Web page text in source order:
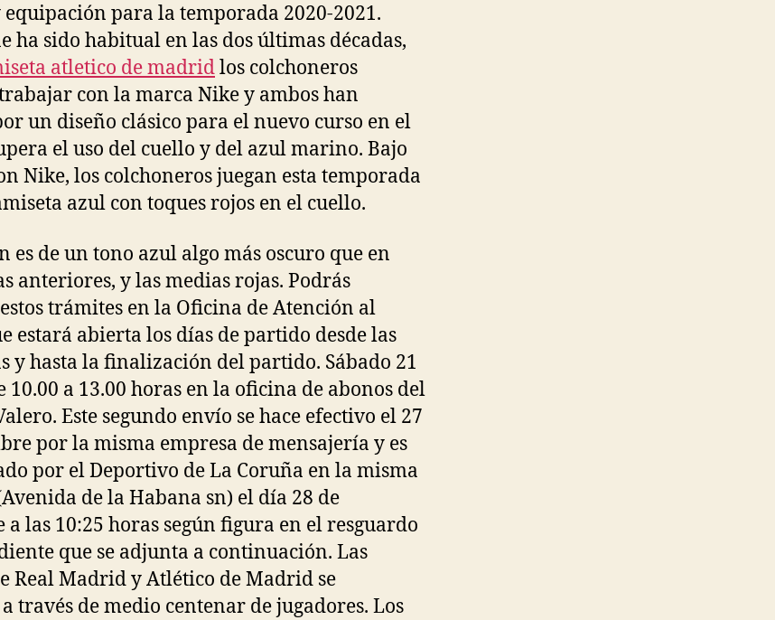
equipación para la temporada 2020-2021.
ha sido habitual en las dos últimas décadas,
atletico de madridlos colchoneros
con la marca Nike y ambos han
un diseño clásico para el nuevo curso en el
el uso del cuello y del azul marino. Bajo
Nike, los colchoneros juegan esta temporada
azul con toques rojos en el cuello.
es de un tono azul algo más oscuro que en
anteriores, y las medias rojas. Podrás
trámites en la Oficina de Atención al
estará abierta los días de partido desde las
y hasta la finalización del partido. Sábado 21
10.00 a 13.00 horas en la oficina de abonos del
Este segundo envío se hace efectivo el 27
por la misma empresa de mensajería y es
por el Deportivo de La Coruña en la misma
de la Habana sn) el día 28 de
las 10:25 horas según figura en el resguardo
que se adjunta a continuación. Las
Real Madrid y Atlético de Madrid se
través de medio centenar de jugadores. Los